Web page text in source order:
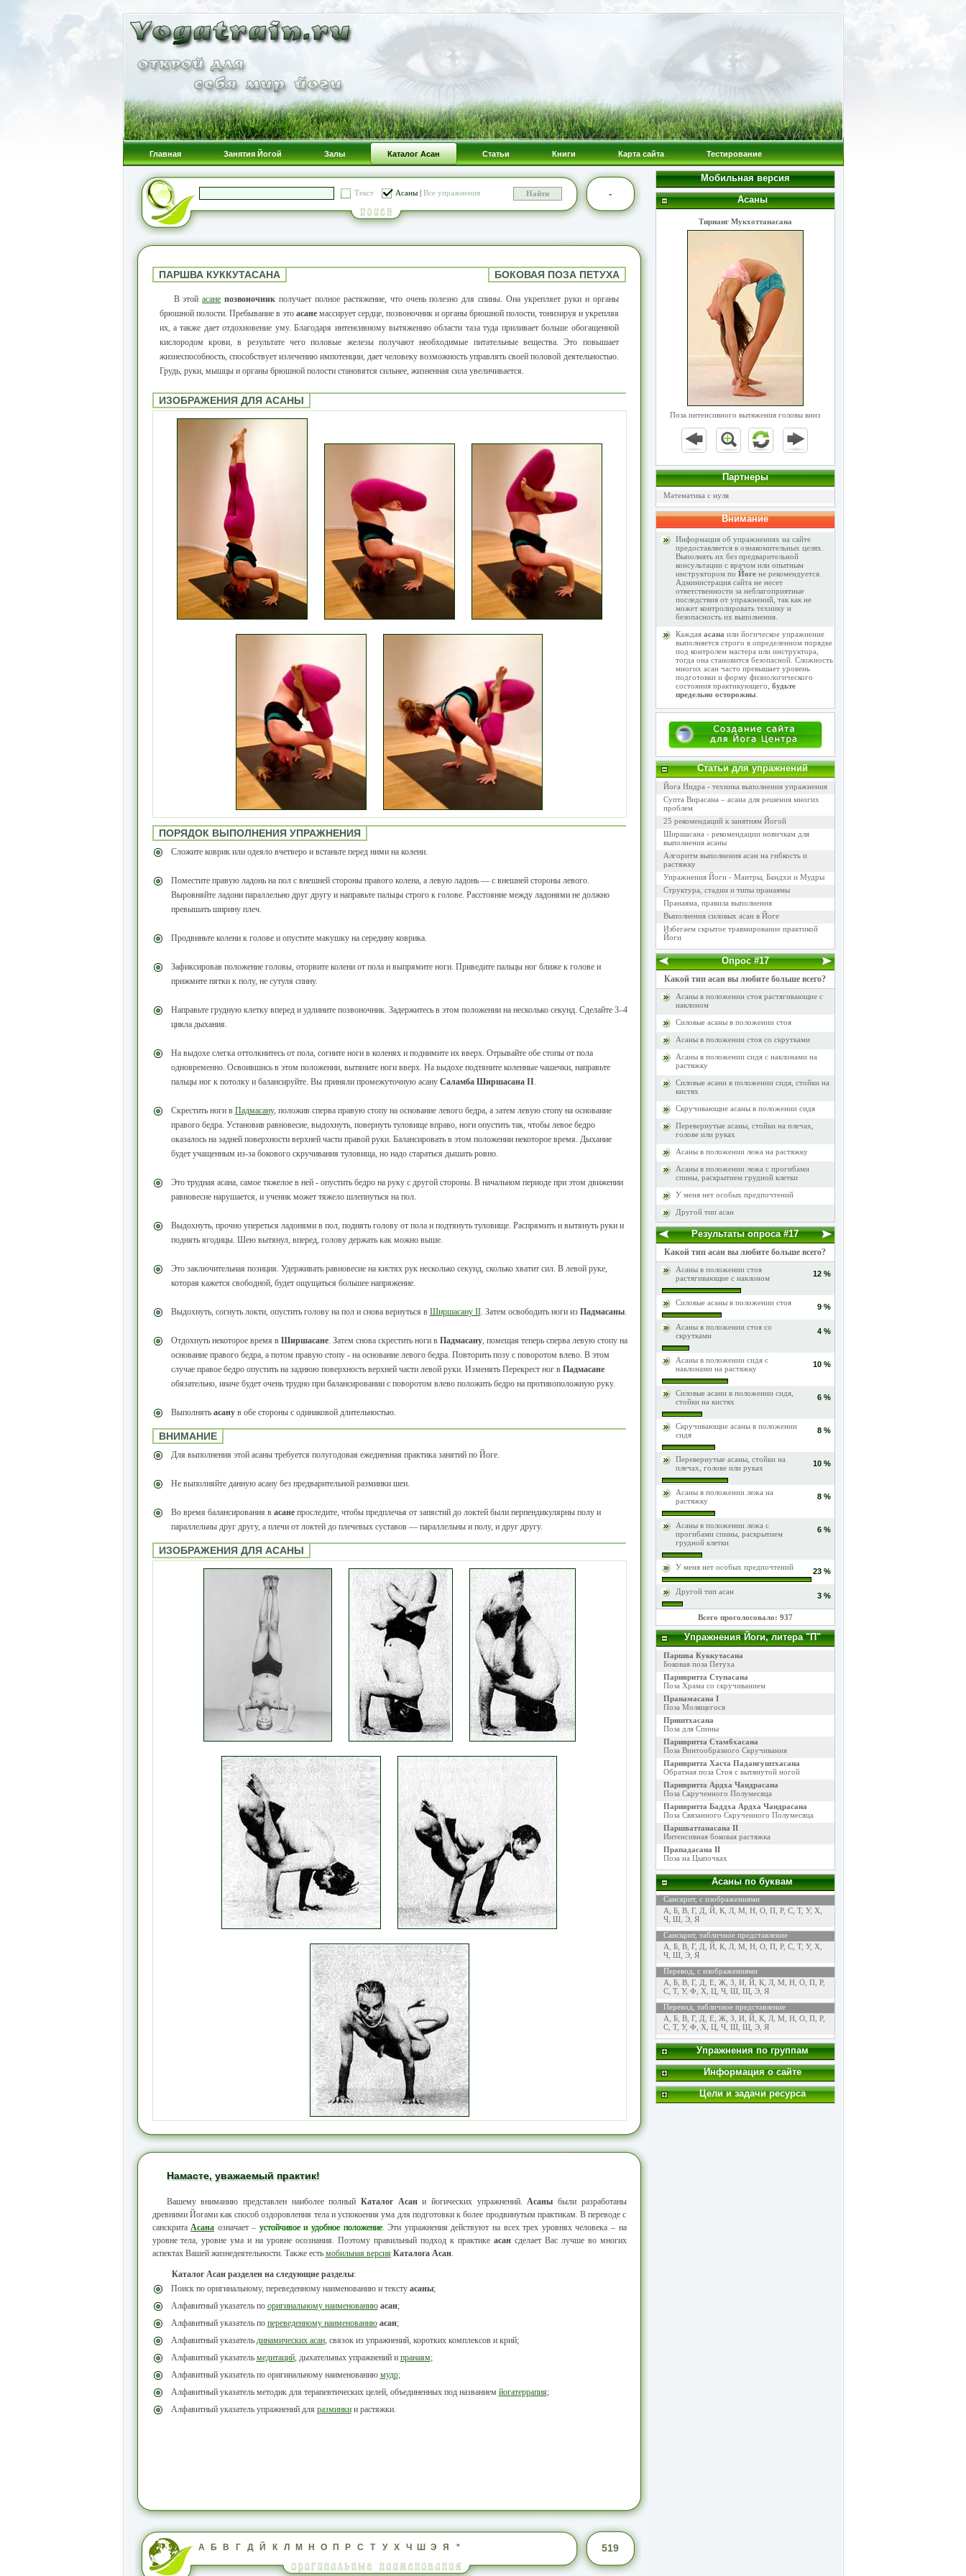
Главная Занятия Йогой Залы Каталог Асан Статьи Книги Карта сайта Тестирование
Текст Асаны| Все упражнения -
ПАРШВА КУККУТАСАНА БОКОВАЯ ПОЗА ПЕТУХА
В этойасане позвоночник получает полное растяжение, что очень полезно для спины. Она укрепляет руки и органы
брюшной полости. Пребывание в это асанемассирует сердце, позвоночник и органы брюшной полости, тонизируя и укрепляя
их, а также дает отдохновение уму. Благодаря интенсивному вытяжению области таза туда приливает больше обогащенной
кислородом крови, в результате чего половые железы получают необходимые питательные вещества. Это повышает
жизнеспособность, способствует излечению импотенции, дает человеку возможность управлять своей половой деятельностью.
Грудь, руки, мышцы и органы брюшной полости становятся сильнее, жизненная сила увеличивается.
ИЗОБРАЖЕНИЯ ДЛЯ АСАНЫ
ПОРЯДОК ВЫПОЛНЕНИЯ УПРАЖНЕНИЯ
Сложите коврик или одеяло вчетверо и встаньте перед ними на колени.
Поместите правую ладонь на пол с внешней стороны правого колена, а левую ладонь — с внешней стороны левого.
Выровняйте ладони параллельно друг другу и направьте пальцы строго к голове. Расстояние между ладонями не должно
превышать ширину плеч.
Продвиньте колени к голове и опустите макушку на середину коврика.
Зафиксировав положение головы, оторвите колени от пола и выпрямите ноги. Приведите пальцы ног ближе к голове и
прижмите пятки к полу, не сутуля спину.
Направьте грудную клетку вперед и удлините позвоночник. Задержитесь в этом положении на несколько секунд. Сделайте 3–4
цикла дыхания.
На выдохе слегка оттолкнитесь от пола, согните ноги в коленях и поднимите их вверх. Отрывайте обе стопы от пола
одновременно. Освоившись в этом положении, вытяните ноги вверх. На выдохе подтяните коленные чашечки, направьте
пальцы ног к потолку и балансируйте. Вы приняли промежуточную асану Саламба Ширшасана II.
Скрестить ноги в Падмасану, положив сперва правую стопу на основание левого бедра, а затем левую стопу на основание
правого бедра. Установив равновесие, выдохнуть, повернуть туловище вправо, ноги опустить так, чтобы левое бедро
оказалось на задней поверхности верхней части правой руки. Балансировать в этом положении некоторое время. Дыхание
будет учащенным из-за бокового скручивания туловища, но надо стараться дышать ровно.
Это трудная асана, самое тяжелое в ней - опустить бедро на руку с другой стороны. В начальном периоде при этом движении
равновесие нарушается, и ученик может тяжело шлепнуться на пол.
Выдохнуть, прочно упереться ладонями в пол, поднять голову от пола и подтянуть туловище. Распрямить и вытянуть руки и
поднять ягодицы. Шею вытянул, вперед, голову держать как можно выше.
Это заключительная позиция. Удерживать равновесие на кистях рук несколько секунд, сколько хватит сил. В левой руке,
которая кажется свободной, будет ощущаться большее напряжение.
Выдохнуть, согнуть локти, опустить голову на пол и снова вернуться в Ширшасану II. Затем освободить ноги из Падмасаны.
Отдохнуть некоторое время в Ширшасане. Затем снова скрестить ноги в Падмасану, помещая теперь сперва левую стопу на
основание правого бедра, а потом правую стопу - на основание левого бедра. Повторить позу с поворотом влево. В этом
случае правое бедро опустить на заднюю поверхность верхней части левой руки. Изменять Перекрест ног в Падмасане
обязательно, иначе будет очень трудно при балансировании с поворотом влево положить бедро на противоположную руку.
Выполнять асанув обе стороны с одинаковой длительностью.
ВНИМАНИЕ
Для выполнения этой асаны требуется полугодовая ежедневная практика занятий по Йоге.
Не выполняйте данную асану без предварительной разминки шеи.
Во время балансирования в асанепроследите, чтобы предплечья от запястий до локтей были перпендикулярны полу и
параллельны друг другу, а плечи от локтей до плечевых суставов — параллельны и полу, и друг другу.
ИЗОБРАЖЕНИЯ ДЛЯ АСАНЫ
Намасте, уважаемый практик!
Вашему вниманию представлен наиболее полный Каталог Асани йогических упражнений. Асаны были разработаны
древними Йогами как способ оздоровления тела и успокоения ума для подготовки к более продвинутым практикам. В переводе с
санскрита Асана означает – устойчивое и удобное положение. Эти упражнения действуют на всех трех уровнях человека – на
уровне тела, уровне ума и на уровне осознания. Поэтому правильный подход к практике асансделает Вас лучше во многих
аспектах Вашей жизнедеятельности. Также есть мобильная версия Каталога Асан.
Каталог Асан разделен на следующие разделы:
Поиск по оригинальному, переведенному наименованию и тексту асаны;
Алфавитный указатель по оригинальному наименованию асан;
Алфавитный указатель по переведенному наименованию асан;
Алфавитный указатель динамических асан, связок из упражнений, коротких комплексов и крий;
Алфавитный указатель медитаций, дыхательных упражнений и пранаям;
Алфавитный указатель по оригинальному наименованию мудр;
Алфавитный указатель методик для терапевтических целей, объединенных под названием йогатеррапия;
Алфавитный указатель упражнений для разминкии растяжки.
А Б В Г Д Й К Л М Н О П Р С Т У Х Ч Ш Э Я * 519
Мобильная версия
Асаны
Тирианг Мукхоттанасана
Поза интенсивного вытяжения головы вниз
Партнеры
Математика с нуля
Внимание
Информация об упражнениях на сайте
предоставляется в ознакомительных целях.
Выполнять их без предварительной
консультации с врачом или опытным
инструктором по Йогене рекомендуется.
Администрация сайта не несет
ответственности за неблагоприятные
последствия от упражнений, так как не
может контролировать технику и
безопасность их выполнения.
Каждая асана или йогическое упражнение
выполняется строго в определенном порядке
под контролем мастера или инструктора,
тогда она становится безопасной. Сложность
многих асан часто превышает уровень
подготовки и форму физиологического
состояния практикующего, будьте
предельно осторожны
Статьи для упражнений
Йога Нидра - техника выполнения упражнения
Супта Вирасана – асана для решения многих
проблем
25 рекомендаций к занятиям Йогой
Ширшасана - рекомендации новичкам для
выполнения асаны
Алгоритм выполнения асан на гибкость и
растяжку
Упражнения Йоги - Мантры, Бандхи и Мудры
Структура, стадии и типы пранаямы
Пранаяма, правила выполнения
Выполнения силовых асан в Йоге
Избегаем скрытое травмирование практикой
Йоги
Опрос #17
Какой тип асан вы любите больше всего?
Асаны в положении стоя растягивающие с
наклоном
Силовые асаны в положении стоя
Асаны в положении стоя со скрутками
Асаны в положении сидя с наклонами на
растяжку
Силовые асани в положении сидя, стойки на
кистях
Скручивающие асаны в положении сидя
Перевернутые асаны, стойки на плечах,
голове или руках
Асаны в положении лежа на растяжку
Асаны в положении лежа с прогибами
спины, раскрытием грудной клетки
У меня нет особых предпочтений
Другой тип асан
Результаты опроса #17
Какой тип асан вы любите больше всего?
Асаны в положении стоя
растягивающие с наклоном
12 %
Силовые асаны в положении стоя 9 %
Асаны в положении стоя со
скрутками
4 %
Асаны в положении сидя с
наклонами на растяжку
10 %
Силовые асани в положении сидя,
стойки на кистях
6 %
Скручивающие асаны в положении
сидя
8 %
Перевернутые асаны, стойки на
плечах, голове или руках
10 %
Асаны в положении лежа на
растяжку
8 %
Асаны в положении лежа с
прогибами спины, раскрытием
грудной клетки
6 %
У меня нет особых предпочтений 23 %
Другой тип асан 3 %
Всего проголосовало: 937
Упражнения Йоги, литера "П"
Паршва Куккутасана
Боковая поза Петуха
Паривритта Ступасана
Поза Храма со скручиванием
Пранамасана I
Поза Молящегося
Приштхасана
Поза для Спины
Паривритта Стамбхасана
Поза Винтообразного Скручивания
Паривритта Хаста Падангуштхасана
Обратная поза Стоя с вытянутой ногой
Паривритта Ардха Чандрасана
Поза Скрученного Полумесяца
Паривритта Баддха Ардха Чандрасана
Поза Связанного Скрученного Полумесяца
Паршваттанасана II
Интенсивная боковая растяжка
Прападасана II
Поза на Цыпочках
Асаны по буквам
Санскрит, с изображениями
А Б, В, Г, Д Й, К, Л, М Н, О, П, Р, С, Т, У, Х
Ч, Ш, Э, Я
Санскрит, табличное представление
А Б, В, Г, Д Й, К, Л, М Н, О, П, Р, С, Т, У, Х
Ч, Ш, Э, Я
Перевод, с изображениями
А Б, В, Г, Д Е Ж, З И, Й, К, Л, М Н, О, П, Р,
С, Т, У, Ф Х Ц, Ч, Ш, Щ, Э, Я
Перевод, табличное представление
А Б, В, Г, Д Е Ж, З И, Й, К, Л, М Н, О, П, Р,
С, Т, У, Ф Х Ц, Ч, Ш, Щ, Э, Я
Упражнения по группам
Информация о сайте
Цели и задачи ресурса